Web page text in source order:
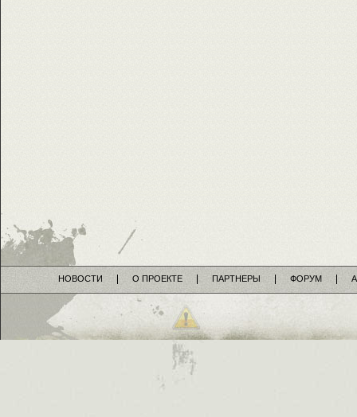
НОВОСТИ О ПРОЕКТЕ ПАРТНЕРЫ ФОРУМ